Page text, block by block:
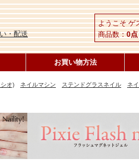
・配送
ようこそ
商品数：0点
お買い物方法
オ) ネイルマシン ステンドグラスネイル ネ